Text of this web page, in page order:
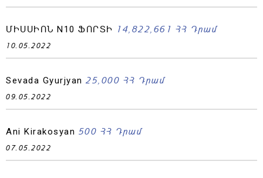
ՄԻՍՍԻՈՆ N10 ՖՈՐՏԻ 14,822,661 ՀՀ Դրամ
10.05.2022
Sevada Gyurjyan 25,000 ՀՀ Դրամ
09.05.2022
Ani Kirakosyan 500 ՀՀ Դրամ
07.05.2022